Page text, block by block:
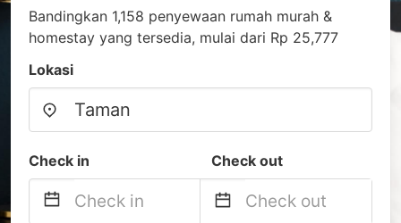
Bandingkan 1,158 penyewaan rumah murah &
homestay yang tersedia, mulai dari Rp 25,777
Lokasi
Check in Check out